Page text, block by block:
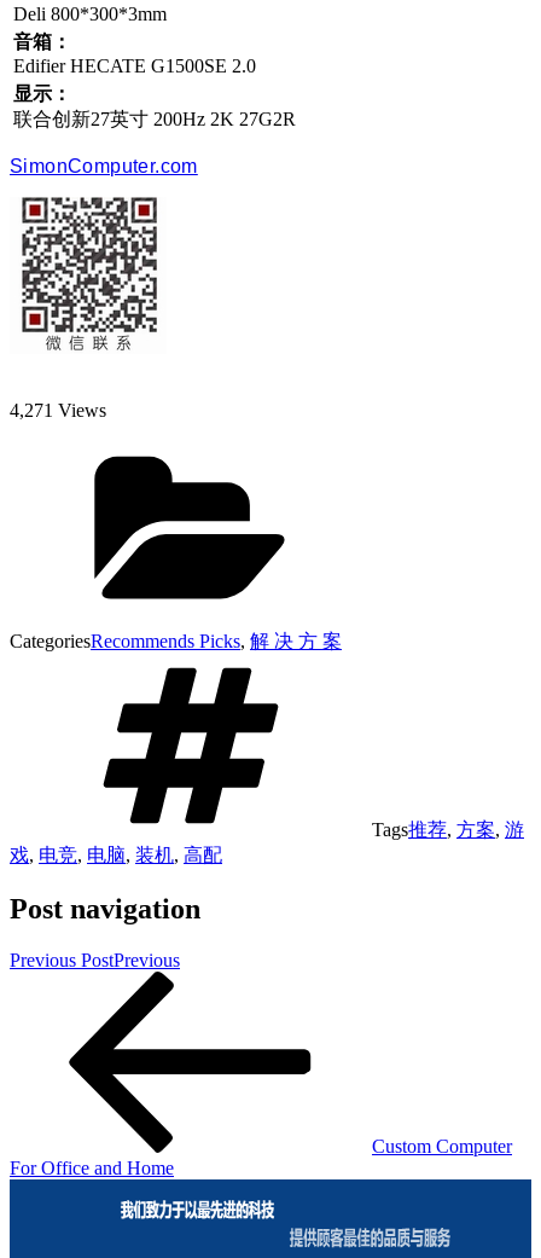
Deli 800*300*3mm
音箱：
Edifier HECATE G1500SE 2.0
显示：
联合创新27英寸 200Hz 2K 27G2R
SimonComputer.com
4,271 Views
CategoriesRecommends Picks, 解 决 方 案
Tags推荐, 方案, 游
戏, 电竞, 电脑, 装机, 高配
Post navigation
Previous PostPrevious
Custom Computer
For Office and Home